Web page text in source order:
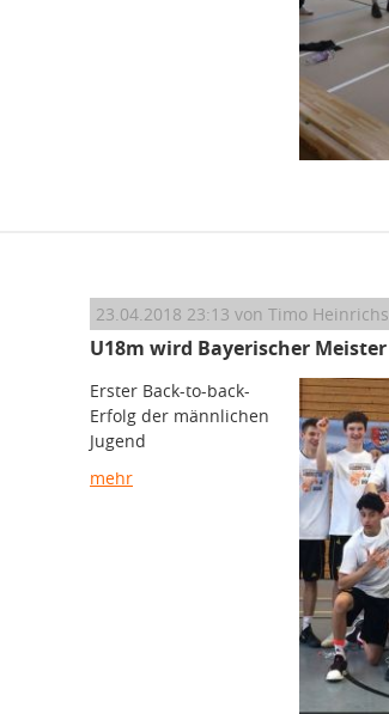
23.04.2018 23:13 von Timo Heinrichs
U18m wird Bayerischer Meister
Erster Back-to-back-
Erfolg der männlichen
Jugend
mehr